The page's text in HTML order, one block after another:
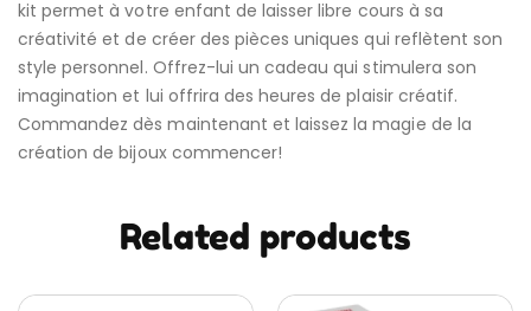
kit permet à votre enfant de laisser libre cours à sa
créativité et de créer des pièces uniques qui reflètent son
style personnel. Offrez-lui un cadeau qui stimulera son
imagination et lui offrira des heures de plaisir créatif.
Commandez dès maintenant et laissez la magie de la
création de bijoux commencer!
Related products